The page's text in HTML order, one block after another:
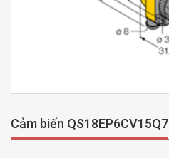
Cảm biến QS18EP6CV15Q7